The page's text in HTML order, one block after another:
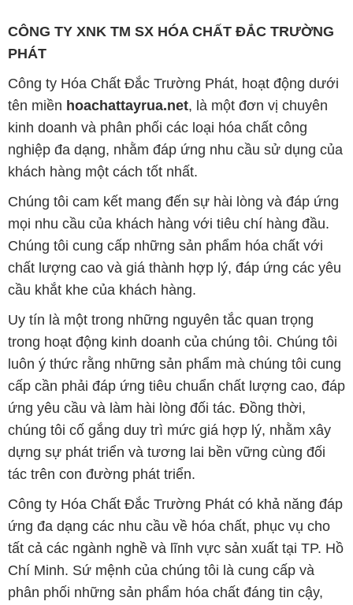
kinh doanh và phân phối các loại hóa chất công
nghiệp đa dạng, nhằm đáp ứng nhu cầu sử dụng của
khách hàng một cách tốt nhất.
Chúng tôi cam kết mang đến sự hài lòng và đáp ứng
mọi nhu cầu của khách hàng với tiêu chí hàng đầu.
Chúng tôi cung cấp những sản phẩm hóa chất với
chất lượng cao và giá thành hợp lý, đáp ứng các yêu
cầu khắt khe của khách hàng.
Uy tín là một trong những nguyên tắc quan trọng
trong hoạt động kinh doanh của chúng tôi. Chúng tôi
luôn ý thức rằng những sản phẩm mà chúng tôi cung
cấp cần phải đáp ứng tiêu chuẩn chất lượng cao, đáp
ứng yêu cầu và làm hài lòng đối tác. Đồng thời,
chúng tôi cố gắng duy trì mức giá hợp lý, nhằm xây
dựng sự phát triển và tương lai bền vững cùng đối
tác trên con đường phát triển.
Công ty Hóa Chất Đắc Trường Phát có khả năng đáp
ứng đa dạng các nhu cầu về hóa chất, phục vụ cho
tất cả các ngành nghề và lĩnh vực sản xuất tại TP. Hồ
Chí Minh. Sứ mệnh của chúng tôi là cung cấp và
phân phối những sản phẩm hóa chất đáng tin cậy,
chất lượng và có giá thành tốt nhất trên thị trường.
Chúng tôi tự hào có đội ngũ nhân viên giàu kinh
nghiệm và am hiểu sâu về ngành hóa chất. Đội ngũ
của chúng tôi luôn sẵn sàng tư vấn và hỗ trợ khách